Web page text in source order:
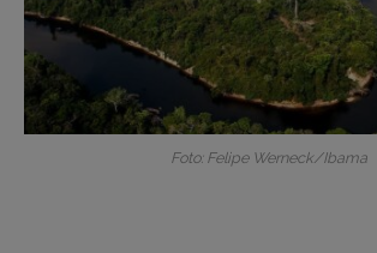
Foto: Felipe Werneck/Ibama